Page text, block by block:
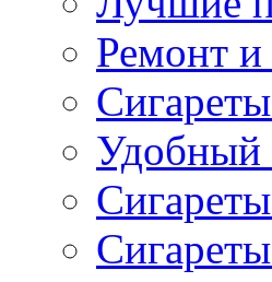
Ремонт и
Удобный